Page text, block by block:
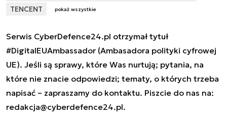
TENCENT
pokaż wszystkie
Serwis CyberDefence24.pl otrzymał tytuł
#DigitalEUAmbassador (Ambasadora polityki cyfrowej
UE). Jeśli są sprawy, które Was nurtują; pytania, na
które nie znacie odpowiedzi; tematy, o których trzeba
napisać – zapraszamy do kontaktu. Piszcie do nas na:
redakcja@cyberdefence24.pl.